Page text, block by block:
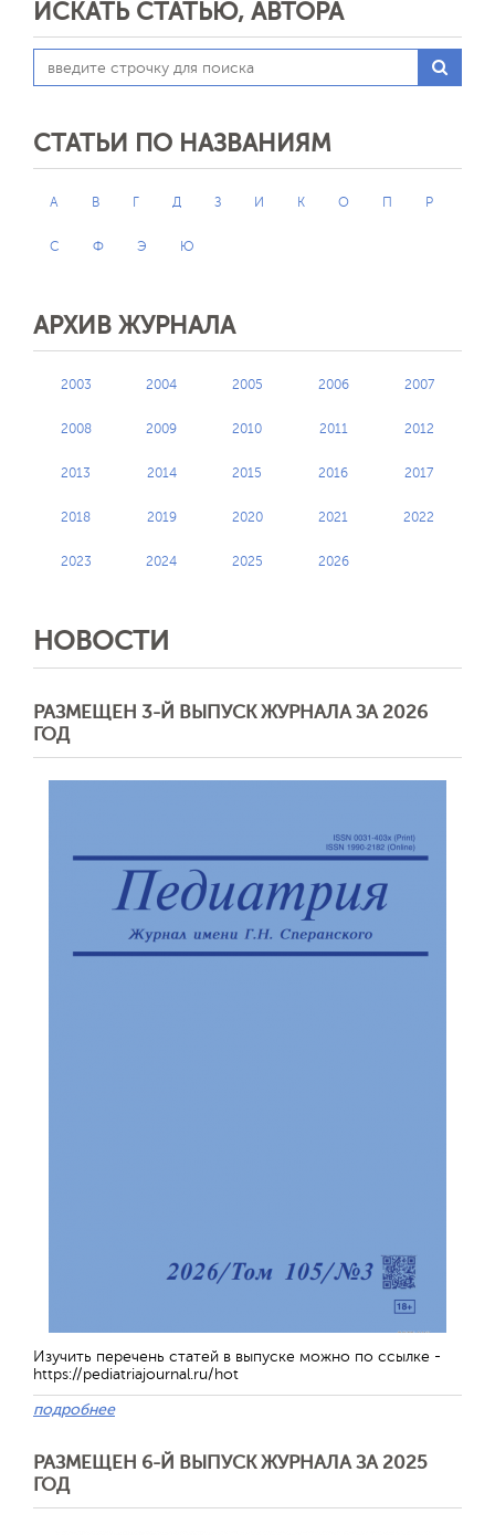
ИСКАТЬ СТАТЬЮ, АВТОРА
СТАТЬИ ПО НАЗВАНИЯМ
А В Г Д З И К О П Р
С Ф Э Ю
АРХИВ ЖУРНАЛА
2003 2004 2005 2006 2007
2008 2009 2010 2011 2012
2013 2014 2015 2016 2017
2018 2019 2020 2021 2022
2023 2024 2025 2026
НОВОСТИ
РАЗМЕЩЕН 3-Й ВЫПУСК ЖУРНАЛА ЗА 2026
ГОД
Изучить перечень статей в выпуске можно по ссылке -
https://pediatriajournal.ru/hot
подробнее
РАЗМЕЩЕН 6-Й ВЫПУСК ЖУРНАЛА ЗА 2025
ГОД